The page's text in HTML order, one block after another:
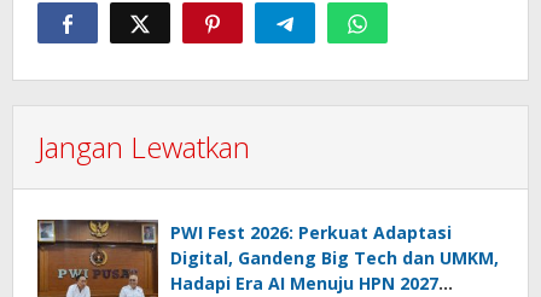
Jangan Lewatkan
PWI Fest 2026: Perkuat Adaptasi
Digital, Gandeng Big Tech dan UMKM,
Hadapi Era AI Menuju HPN 2027